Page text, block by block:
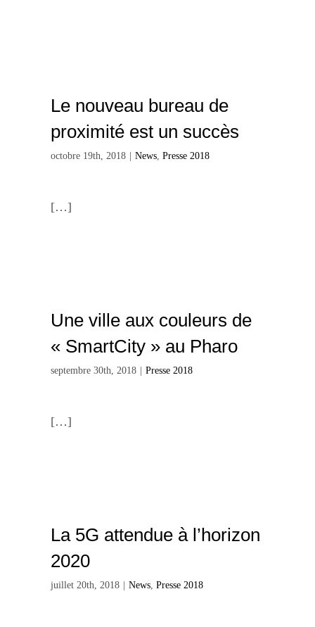
Le nouveau bureau de
proximité est un succès
octobre 19th, 2018 | News, Presse 2018
[…]
Une ville aux couleurs de
« SmartCity » au Pharo
septembre 30th, 2018 | Presse 2018
[…]
La 5G attendue à l’horizon
2020
juillet 20th, 2018 | News, Presse 2018